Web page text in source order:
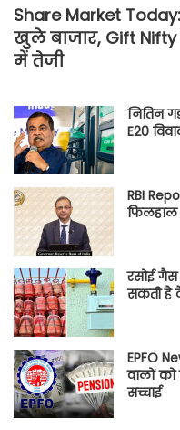
Share Market
खुले बाजार, Gift
में तेजी
नितिन
E20
RBI
फिलहाल
रसोई गैस
सकती है
EPFO
वालों
सच्चाई